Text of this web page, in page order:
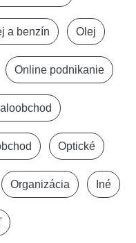
a benzín Olej
Online podnikanie
Optické
Organizácia Iné